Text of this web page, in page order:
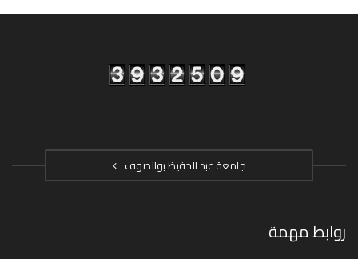
جامعة عبد الحفيظ بوالصوف
روابط مهمة